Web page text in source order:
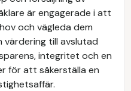
är engagerade i att
och vägleda dem
värdering till avslutad
integritet och en
för att säkerställa en